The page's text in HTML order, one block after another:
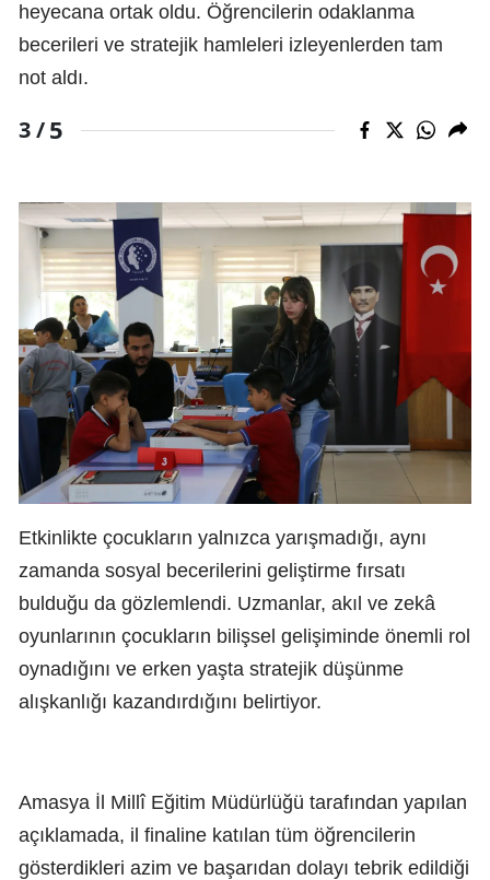
heyecana ortak oldu. Öğrencilerin odaklanma
becerileri ve stratejik hamleleri izleyenlerden tam
not aldı.
3 /5
Etkinlikte çocukların yalnızca yarışmadığı, aynı
zamanda sosyal becerilerini geliştirme fırsatı
bulduğu da gözlemlendi. Uzmanlar, akıl ve zekâ
oyunlarının çocukların bilişsel gelişiminde önemli rol
oynadığını ve erken yaşta stratejik düşünme
alışkanlığı kazandırdığını belirtiyor.
Amasya İl Millî Eğitim Müdürlüğü tarafından yapılan
açıklamada, il finaline katılan tüm öğrencilerin
gösterdikleri azim ve başarıdan dolayı tebrik edildiği